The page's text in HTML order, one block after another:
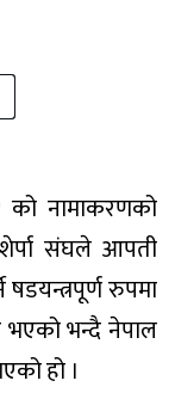
को नामाकरणको
शेर्पा संघले आपती
षडयन्त्रपूर्ण रुपमा
भएको भन्दै नेपाल
हो ।